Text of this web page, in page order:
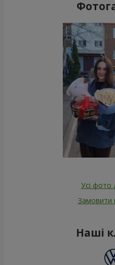
Усі фото
Замовити
Наші